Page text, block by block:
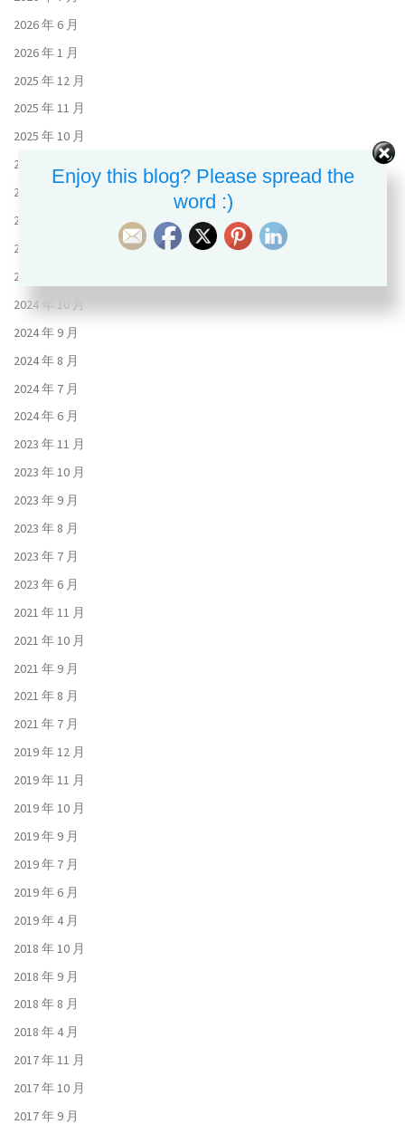
2026 年 6 月
2026 年 1 月
2025 年 12 月
2025 年 11 月
2025 年 10 月
2025 年 9 月
2025 年 8 月
2025 年 7 月
2025 年 5 月
2024 年 11 月
2024 年 10 月
2024 年 9 月
2024 年 8 月
2024 年 7 月
2024 年 6 月
2023 年 11 月
2023 年 10 月
2023 年 9 月
2023 年 8 月
2023 年 7 月
2023 年 6 月
2021 年 11 月
2021 年 10 月
2021 年 9 月
2021 年 8 月
2021 年 7 月
2019 年 12 月
2019 年 11 月
2019 年 10 月
2019 年 9 月
2019 年 7 月
2019 年 6 月
2019 年 4 月
2018 年 10 月
2018 年 9 月
2018 年 8 月
2018 年 4 月
2017 年 11 月
2017 年 10 月
2017 年 9 月
Enjoy this blog? Please spread the
word :)